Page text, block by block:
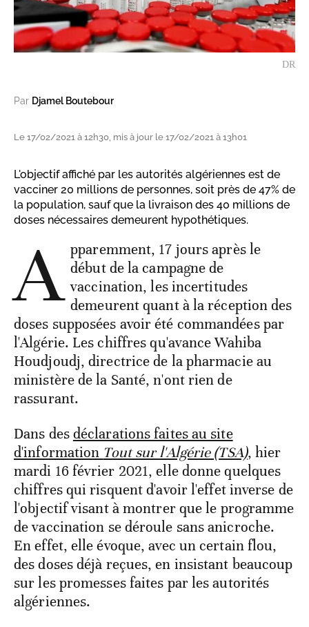
DR
Par Djamel Boutebour
Le 17/02/2021 à 12h30, mis à jour le 17/02/2021 à 13h01
L'objectif affiché par les autorités algériennes est de
vacciner 20 millions de personnes, soit près de 47% de
la population, sauf que la livraison des 40 millions de
doses nécessaires demeurent hypothétiques.
A pparemment, 17 jours après le
début de la campagne de
vaccination, les incertitudes
demeurent quant à la réception des
doses supposées avoir été commandées par
l'Algérie. Les chiffres qu'avance Wahiba
Houdjoudj, directrice de la pharmacie au
ministère de la Santé, n'ont rien de
rassurant.
Dans desdéclarations faites au site
d'information Tout sur l'Algérie (TSA), hier
mardi 16 février 2021, elle donne quelques
chiffres qui risquent d'avoir l'effet inverse de
l'objectif visant à montrer que le programme
de vaccination se déroule sans anicroche.
En effet, elle évoque, avec un certain flou,
des doses déjà reçues, en insistant beaucoup
sur les promesses faites par les autorités
algériennes.